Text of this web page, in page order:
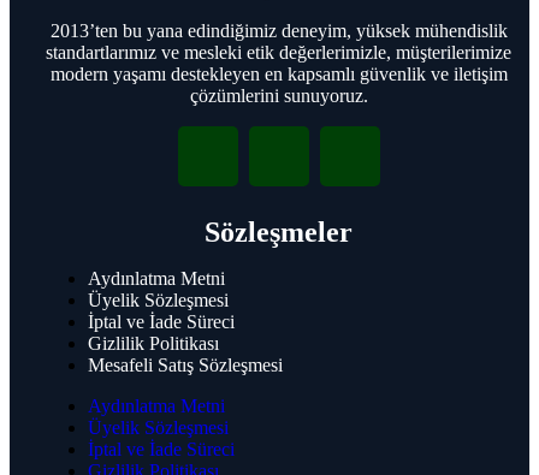
Grundig
Grundig Kameralar
Grundig Bullet Kameraları
Grundig NVR
Grundig Kameralar
Grundig Dome Turret Kameraları
Grundig Bullet Kameraları
Grundig PTZ Kameraları
Grundig Termal Kameraları
Grundig NVR
Grundig CCTV Monitörleri
2013’ten bu yana edindiğimiz deneyim, yüksek mühendislik
standartlarımız ve mesleki etik değerlerimizle, müşterilerimize
modern yaşamı destekleyen en kapsamlı güvenlik ve iletişim
çözümlerini sunuyoruz.
Sözleşmeler
Aydınlatma Metni
Üyelik Sözleşmesi
İptal ve İade Süreci
Gizlilik Politikası
Mesafeli Satış Sözleşmesi
Aydınlatma Metni
Üyelik Sözleşmesi
İptal ve İade Süreci
Gizlilik Politikası